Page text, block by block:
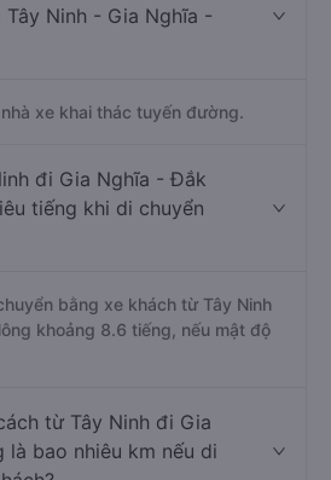
Ninh - Gia Nghĩa -
xe khai thác tuyến đường.
đi Gia Nghĩa - Đắk
tiếng khi di chuyển
bằng xe khách từ Tây Ninh
khoảng 8.6 tiếng, nếu mật độ
từ Tây Ninh đi Gia
bao nhiêu km nếu di